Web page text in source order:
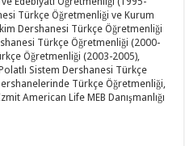
Türkçe Öğretmenliği ve Kurum
Dershanesi Türkçe Öğretmenliği
Türkçe Öğretmenliği (2000-
Öğretmenliği (2003-2005),
Sistem Dershanesi Türkçe
Türkçe Öğretmenliği,
American Life MEB Danışmanlığı